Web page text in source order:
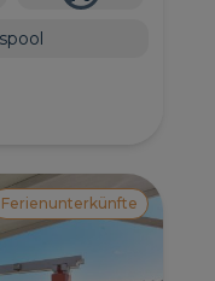
Ferienunterkünfte